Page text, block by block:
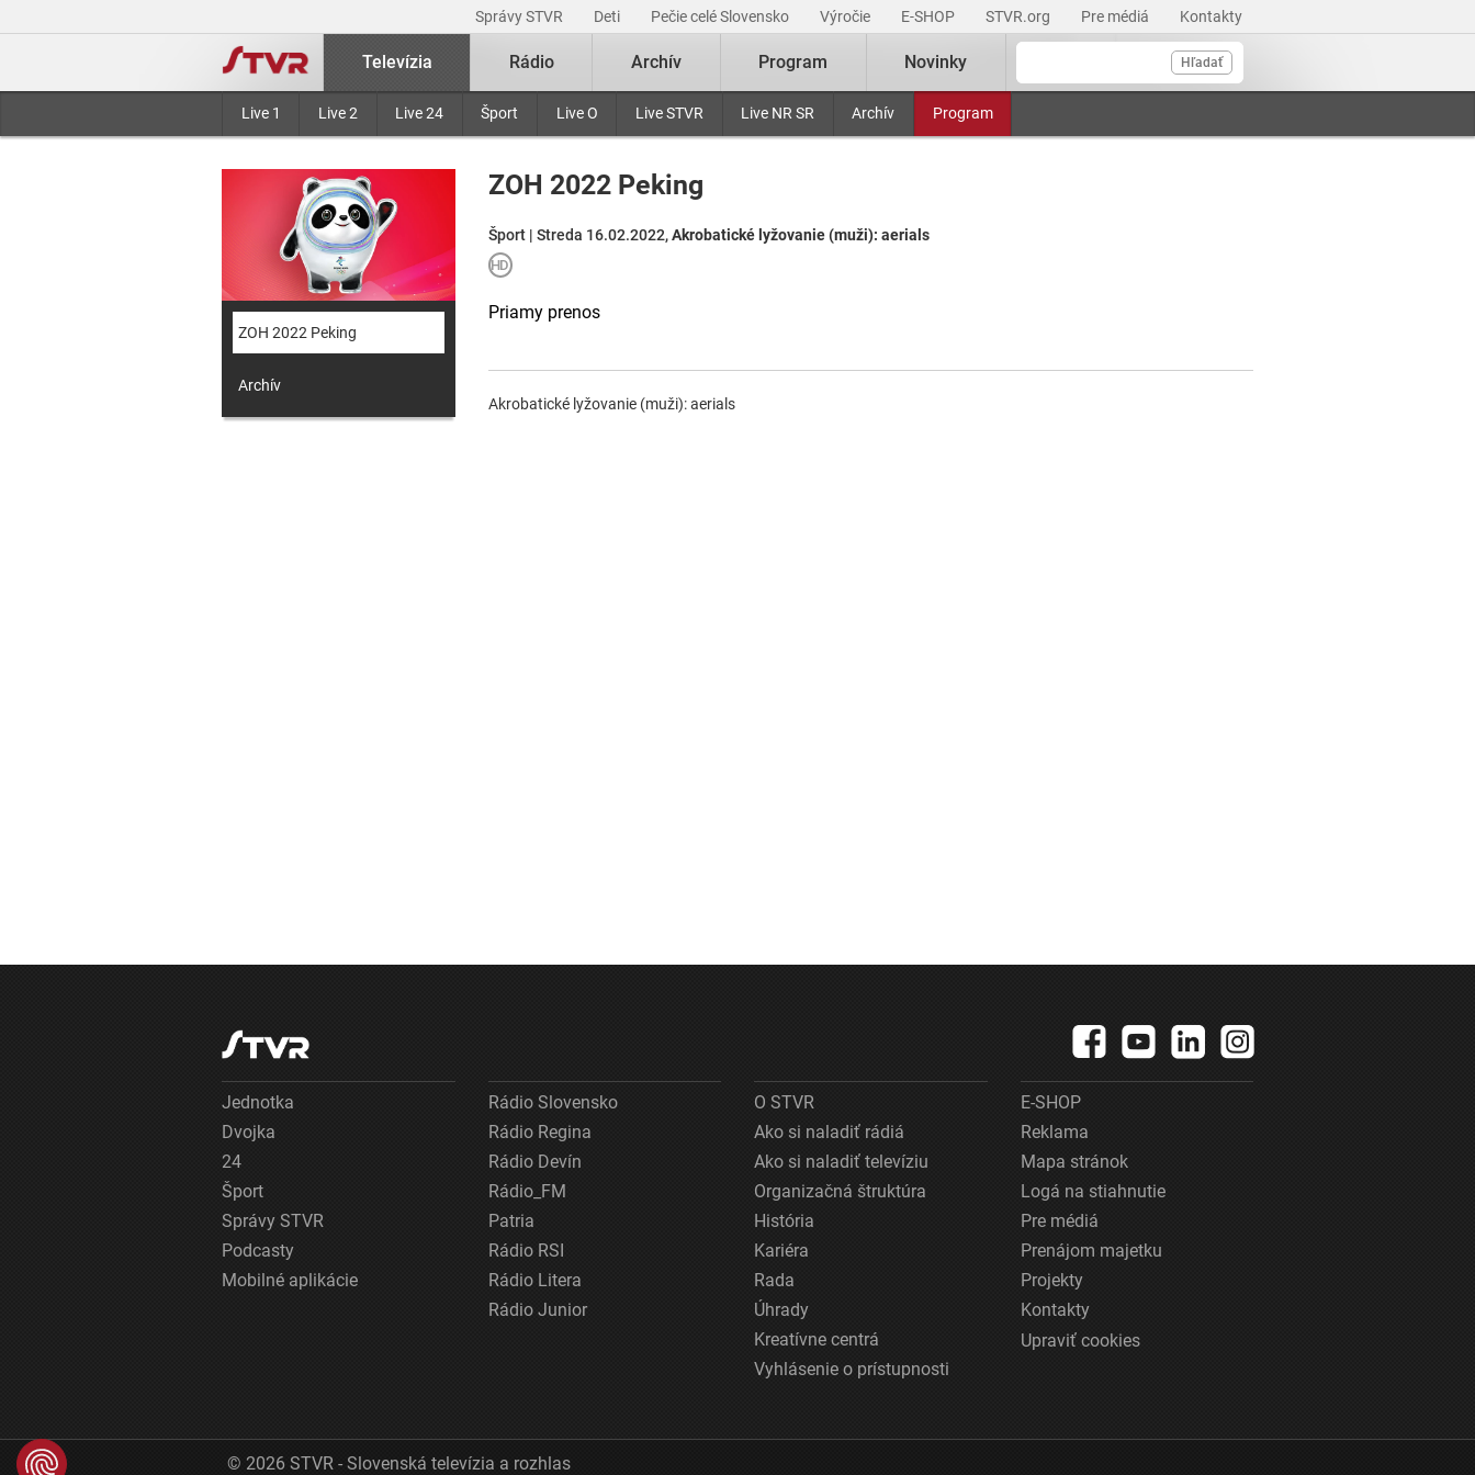
Správy STVR Deti Pečie celé Slovensko Výročie E-SHOP STVR.org Pre médiá Kontakty
Hľadať
Televízia
Live 1 Live 2 Live 24 Šport Live O Live STVR Live NR SR Archív Program
Rádio Archív Program Novinky
ZOH 2022 Peking
Archív
ZOH 2022 Peking
Šport | Streda 16.02.2022,Akrobatické lyžovanie (muži): aerials
Priamy prenos
Akrobatické lyžovanie (muži): aerials
Jednotka
Dvojka
24
Šport
Správy STVR
Podcasty
Mobilné aplikácie
Rádio Slovensko
Rádio Regina
Rádio Devín
Rádio_FM
Patria
Rádio RSI
Rádio Litera
Rádio Junior
O STVR
Ako si naladiť rádiá
Ako si naladiť televíziu
Organizačná štruktúra
História
Kariéra
Rada
Úhrady
Kreatívne centrá
Vyhlásenie o prístupnosti
E-SHOP
Reklama
Mapa stránok
Logá na stiahnutie
Pre médiá
Prenájom majetku
Projekty
Kontakty
Upraviť cookies
© 2026 STVR - Slovenská televízia a rozhlas